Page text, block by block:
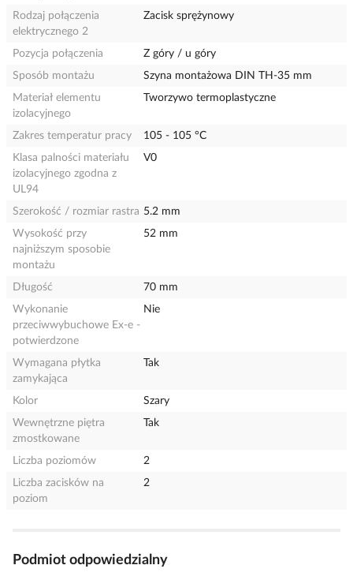
Rodzaj połączenia
elektrycznego 2
Zacisk sprężynowy
Pozycja połączenia
Z góry / u góry
Sposób montażu
Szyna montażowa DIN TH-35 mm
Materiał elementu
izolacyjnego
Tworzywo termoplastyczne
Zakres temperatur pracy
105 - 105 °C
Klasa palności materiału
izolacyjnego zgodna z
UL94
V0
Szerokość / rozmiar rastra 5.2 mm
Wysokość przy
najniższym sposobie
montażu
52 mm
Długość
70 mm
Wykonanie
przeciwwybuchowe Ex-e -
potwierdzone
Nie
Wymagana płytka
zamykająca
Tak
Kolor
Szary
Wewnętrzne piętra
zmostkowane
Tak
Liczba poziomów
2
Liczba zacisków na
poziom
2
Podmiot odpowiedzialny